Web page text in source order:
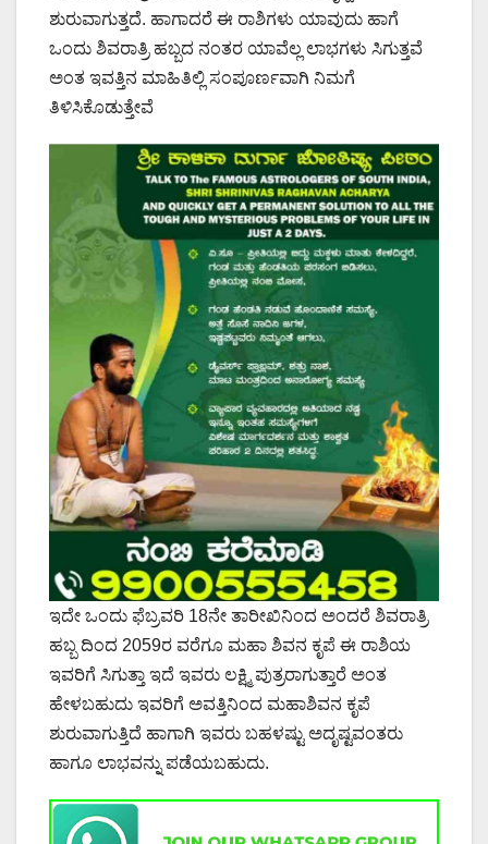
ಶುರುವಾಗುತ್ತದೆ. ಹಾಗಾದರೆ ಈ ರಾಶಿಗಳು ಯಾವುದು ಹಾಗೆ
ಒಂದು ಶಿವರಾತ್ರಿ ಹಬ್ಬದ ನಂತರ ಯಾವೆಲ್ಲ ಲಾಭಗಳು ಸಿಗುತ್ತವೆ
ಅಂತ ಇವತ್ತಿನ ಮಾಹಿತಿಲ್ಲಿ ಸಂಪೂರ್ಣವಾಗಿ ನಿಮಗೆ
ತಿಳಿಸಿಕೊಡುತ್ತೇವೆ
ಇದೇ ಒಂದು ಫೆಬ್ರವರಿ 18ನೇ ತಾರೀಖಿನಿಂದ ಅಂದರೆ ಶಿವರಾತ್ರಿ
ಹಬ್ಬ ದಿಂದ 2059ರ ವರೆಗೂ ಮಹಾ ಶಿವನ ಕೃಪೆ ಈ ರಾಶಿಯ
ಇವರಿಗೆ ಸಿಗುತ್ತಾ ಇದೆ ಇವರು ಲಕ್ಷ್ಮಿ ಪುತ್ರರಾಗುತ್ತಾರೆ ಅಂತ
ಹೇಳಬಹುದು ಇವರಿಗೆ ಅವತ್ತಿನಿಂದ ಮಹಾಶಿವನ ಕೃಪೆ
ಶುರುವಾಗುತ್ತಿದೆ ಹಾಗಾಗಿ ಇವರು ಬಹಳಷ್ಟು ಅದೃಷ್ಟವಂತರು
ಹಾಗೂ ಲಾಭವನ್ನು ಪಡೆಯಬಹುದು.